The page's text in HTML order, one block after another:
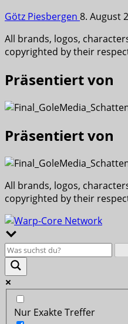
Götz Piesbergen 8. August
All brands, logos,
copyrighted by their
Präsentiert von
Präsentiert von
All brands, logos,
copyrighted by their
Nur Exakte Treffer